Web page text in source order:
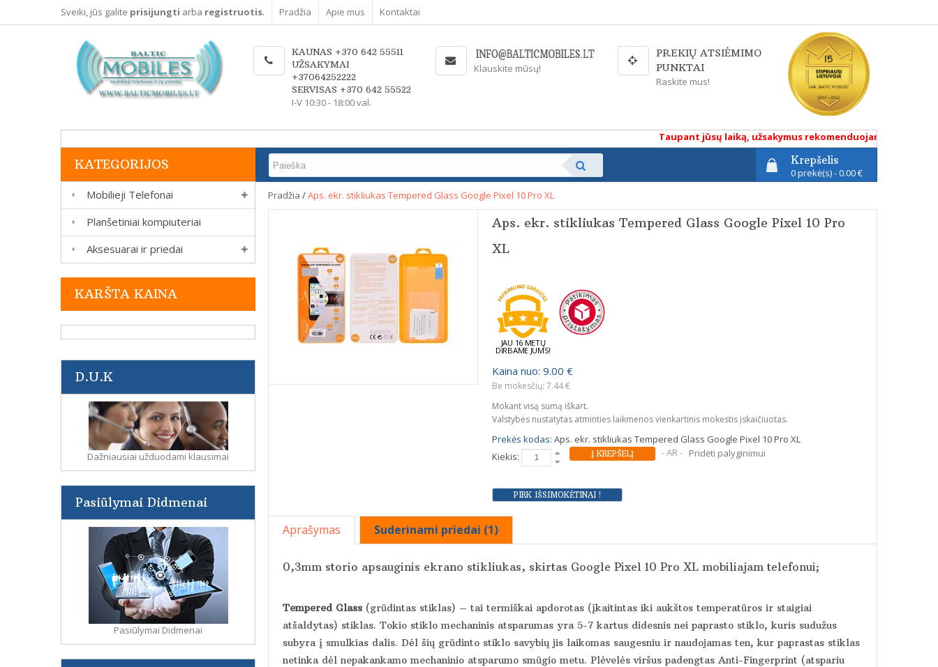
Sveiki, jūs galite prisijungti arba registruotis. Pradžia Apie mus Kontaktai
KAUNAS +370 642 55511
UŽSAKYMAI
+37064252222
SERVISAS +370 642 55522
I-V 10:30 - 18:00 val.
Klauskite mūsų!
PREKIŲ ATSIĖMIMO
PUNKTAI
Raskite mus!
Taupant jūsų laiką, užsakymus rekomenduojame atlikti
Krepšelis
0 prekė(s) - 0.00 €
KATEGORIJOS
Mobilieji Telefonai
Planšetiniai kompiuteriai
Aksesuarai ir priedai
KARŠTA KAINA
D.U.K
Dažniausiai užduodami klausimai
Pasiūlymai Didmenai
Pasiūlymai Didmenai
Pradžia /Aps. ekr. stikliukas Tempered Glass Google Pixel 10 Pro XL
Aps. ekr. stikliukas Tempered Glass Google Pixel 10 Pro
XL
JAU 16 METŲ
DIRBAME JUMS!
Kaina nuo: 9.00 €
Be mokesčių: 7.44 €
Mokant visą sumą iškart.
Valstybės nustatytas atminties laikmenos vienkartinis mokestis įskaičiuotas.
Prekės kodas: Aps. ekr. stikliukas Tempered Glass Google Pixel 10 Pro XL
Kiekis:
- AR - Pridėti palyginimui
Aprašymas Suderinami priedai (1)
0,3mm storio apsauginis ekrano stikliukas, skirtas Google Pixel 10 Pro XL mobiliajam telefonui;
Tempered Glass (grūdintas stiklas) – tai termiškai apdorotas (įkaitintas iki aukštos temperatūros ir staigiai
atšaldytas) stiklas. Tokio stiklo mechaninis atsparumas yra 5-7 kartus didesnis nei paprasto stiklo, kuris sudužus
subyra į smulkias dalis. Dėl šių grūdinto stiklo savybių jis laikomas saugesniu ir naudojamas ten, kur paprastas stiklas
netinka dėl nepakankamo mechaninio atsparumo smūgio metu. Plėvelės viršus padengtas Anti-Fingerprint (atspariu